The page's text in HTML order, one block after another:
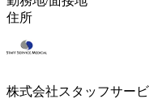
住所
株式会社スタッフサー